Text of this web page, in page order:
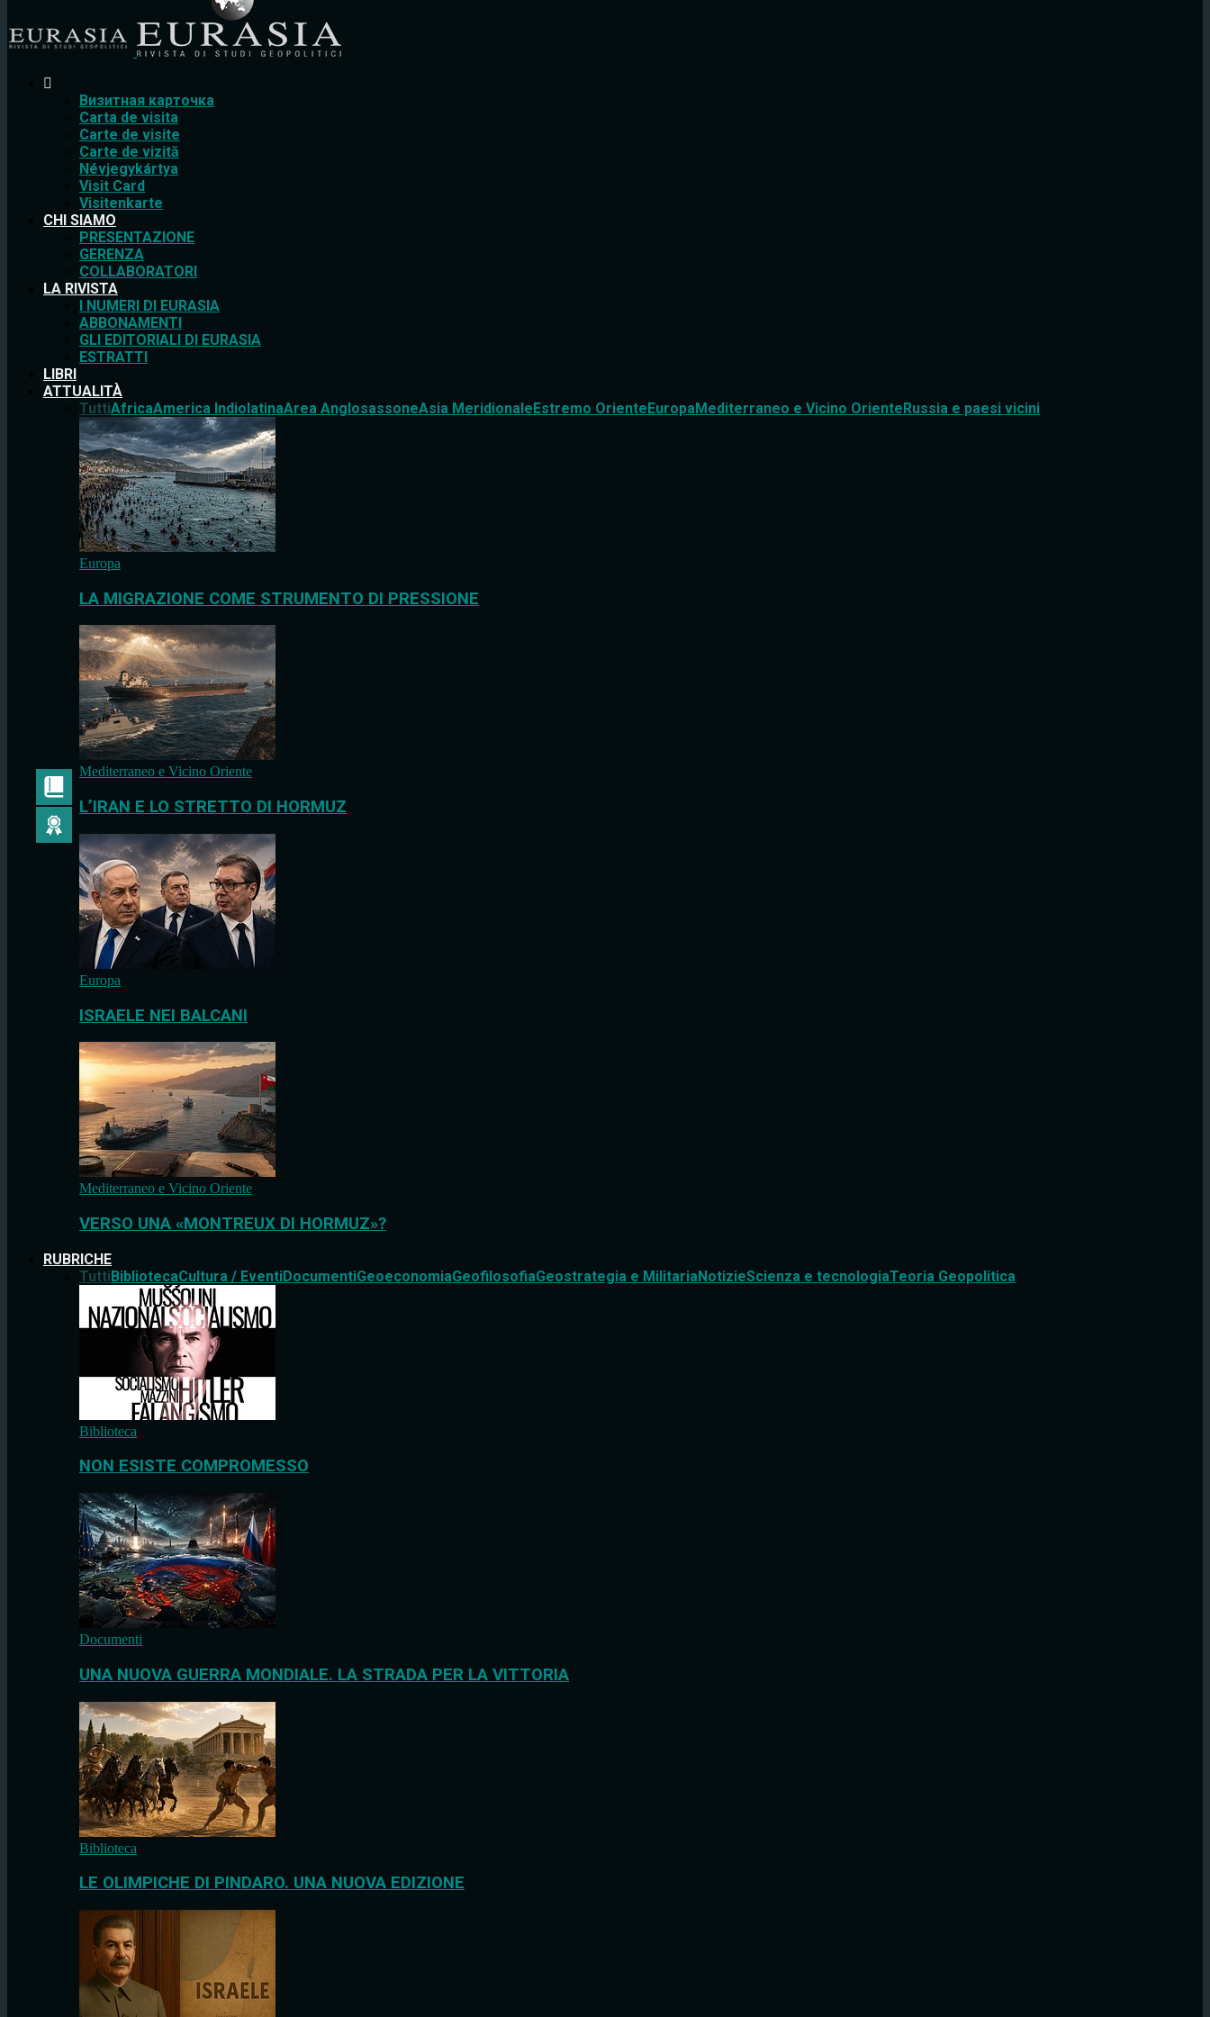
Bизитная карточка
Carta de visita
Carte de visite
Carte de vizită
Névjegykártya
Visit Card
Visitenkarte
CHI SIAMO
PRESENTAZIONE
GERENZA
COLLABORATORI
LA RIVISTA
I NUMERI DI EURASIA
ABBONAMENTI
GLI EDITORIALI DI EURASIA
ESTRATTI
LIBRI
ATTUALITÀ
TuttiAfricaAmerica IndiolatinaArea AnglosassoneAsia MeridionaleEstremo OrienteEuropaMediterraneo e Vicino OrienteRussia e paesi vicini
Europa
LA MIGRAZIONE COME STRUMENTO DI PRESSIONE
Mediterraneo e Vicino Oriente
L’IRAN E LO STRETTO DI HORMUZ
Europa
ISRAELE NEI BALCANI
Mediterraneo e Vicino Oriente
VERSO UNA «MONTREUX DI HORMUZ»?
RUBRICHE
TuttiBibliotecaCultura / EventiDocumentiGeoeconomiaGeofilosofiaGeostrategia e MilitariaNotizieScienza e tecnologiaTeoria Geopolitica
Biblioteca
NON ESISTE COMPROMESSO
Documenti
UNA NUOVA GUERRA MONDIALE. LA STRADA PER LA VITTORIA
Biblioteca
LE OLIMPICHE DI PINDARO. UNA NUOVA EDIZIONE